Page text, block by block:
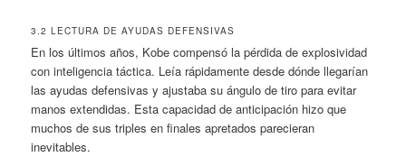
3.2 LECTURA DE AYUDAS DEFENSIVAS
En los últimos años, Kobe compensó la pérdida de explosividad
con inteligencia táctica. Leía rápidamente desde dónde llegarían
las ayudas defensivas y ajustaba su ángulo de tiro para evitar
manos extendidas. Esta capacidad de anticipación hizo que
muchos de sus triples en finales apretados parecieran
inevitables.